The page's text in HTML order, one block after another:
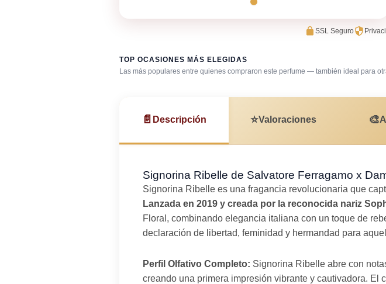
SSL Seguro
TOP OCASIONES MÁS ELEGIDAS
Las más populares entre quienes compraron este perfume — también ideal para
Café con amigos Primera cita
📄 Descripción ⭐Valoraciones 🎨
Signorina Ribelle de Salvatore Ferragamo x
Signorina Ribelle es una fragancia revolucionaria que
Lanzada en 2019 y creada por la reconocida nariz
Floral, combinando elegancia italiana con un toque de
declaración de libertad, feminidad y hermandad para
Perfil Olfativo Completo: Signorina Ribelle abre con
creando una primera impresión vibrante y cautivadora.